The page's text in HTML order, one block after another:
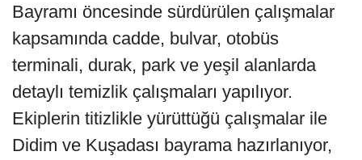
Bayramı öncesinde sürdürülen çalışmalar
kapsamında cadde, bulvar, otobüs
terminali, durak, park ve yeşil alanlarda
detaylı temizlik çalışmaları yapılıyor.
Ekiplerin titizlikle yürüttüğü çalışmalar ile
Didim ve Kuşadası bayrama hazırlanıyor,